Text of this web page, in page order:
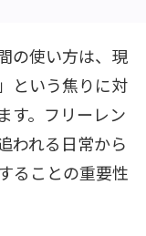
の使い方は、現
という焦りに対
す。フリーレン
われる日常から
ることの重要性